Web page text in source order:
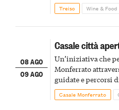
Treiso Wine & Food
08 AGO
09 AGO
Casale città
Un’iniziativa che
Monferrato
guidate e percorsi
Casale Monferrato